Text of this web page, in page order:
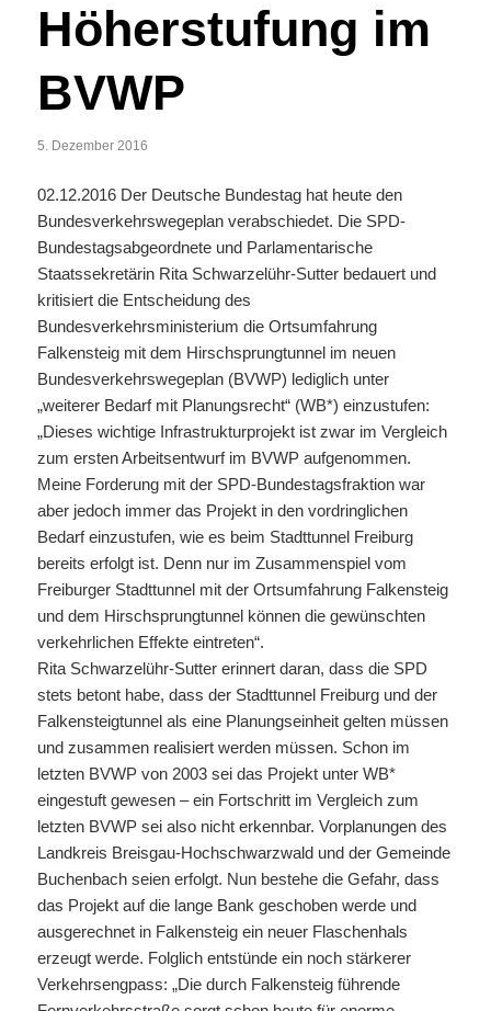
Höherstufung im
BVWP
5. Dezember 2016
02.12.2016 Der Deutsche Bundestag hat heute den
Bundesverkehrswegeplan verabschiedet. Die SPD-
Bundestagsabgeordnete und Parlamentarische
Staatssekretärin Rita Schwarzelühr-Sutter bedauert und
kritisiert die Entscheidung des
Bundesverkehrsministerium die Ortsumfahrung
Falkensteig mit dem Hirschsprungtunnel im neuen
Bundesverkehrswegeplan (BVWP) lediglich unter
„weiterer Bedarf mit Planungsrecht“ (WB*) einzustufen:
„Dieses wichtige Infrastrukturprojekt ist zwar im Vergleich
zum ersten Arbeitsentwurf im BVWP aufgenommen.
Meine Forderung mit der SPD-Bundestagsfraktion war
aber jedoch immer das Projekt in den vordringlichen
Bedarf einzustufen, wie es beim Stadttunnel Freiburg
bereits erfolgt ist. Denn nur im Zusammenspiel vom
Freiburger Stadttunnel mit der Ortsumfahrung Falkensteig
und dem Hirschsprungtunnel können die gewünschten
verkehrlichen Effekte eintreten“.
Rita Schwarzelühr-Sutter erinnert daran, dass die SPD
stets betont habe, dass der Stadttunnel Freiburg und der
Falkensteigtunnel als eine Planungseinheit gelten müssen
und zusammen realisiert werden müssen. Schon im
letzten BVWP von 2003 sei das Projekt unter WB*
eingestuft gewesen – ein Fortschritt im Vergleich zum
letzten BVWP sei also nicht erkennbar. Vorplanungen des
Landkreis Breisgau-Hochschwarzwald und der Gemeinde
Buchenbach seien erfolgt. Nun bestehe die Gefahr, dass
das Projekt auf die lange Bank geschoben werde und
ausgerechnet in Falkensteig ein neuer Flaschenhals
erzeugt werde. Folglich entstünde ein noch stärkerer
Verkehrsengpass: „Die durch Falkensteig führende